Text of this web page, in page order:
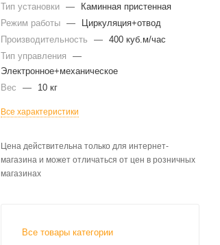
Тип установки —
Каминная пристенная
Режим работы —
Циркуляция+отвод
Производительность
— 400 куб.м/час
Тип управления
—
Электронное+механическое
Вес
— 10 кг
Все характеристики
Цена действительна только для интернет-
магазина и может отличаться от цен в розничных
магазинах
Все товары категории